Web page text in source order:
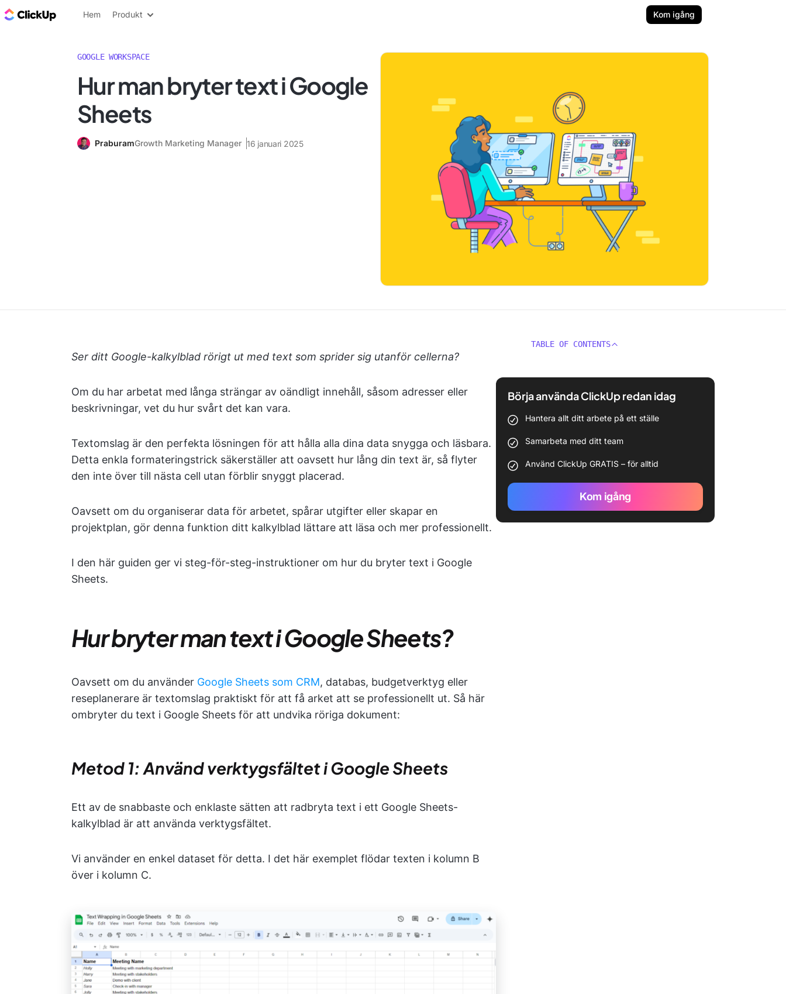
ClickUp-bloggen
Hem Produkt Kom igång
GOOGLE WORKSPACE
Hur man bryter text i Google
Sheets
PraburamGrowth Marketing Manager 16 januari 2025
Ser ditt Google-kalkylblad rörigt ut med text som sprider sig utanför cellerna?
Om du har arbetat med långa strängar av oändligt innehåll, såsom adresser eller
beskrivningar, vet du hur svårt det kan vara.
Textomslag är den perfekta lösningen för att hålla alla dina data snygga och läsbara.
Detta enkla formateringstrick säkerställer att oavsett hur lång din text är, så flyter
den inte över till nästa cell utan förblir snyggt placerad.
Oavsett om du organiserar data för arbetet, spårar utgifter eller skapar en
projektplan, gör denna funktion ditt kalkylblad lättare att läsa och mer professionellt.
I den här guiden ger vi steg-för-steg-instruktioner om hur du bryter text i Google
Sheets.
Hur bryter man text i Google Sheets?
Oavsett om du använder Google Sheets som CRM, databas, budgetverktyg eller
reseplanerare är textomslag praktiskt för att få arket att se professionellt ut. Så här
ombryter du text i Google Sheets för att undvika röriga dokument:
Metod 1: Använd verktygsfältet i Google Sheets
Ett av de snabbaste och enklaste sätten att radbryta text i ett Google Sheets-
kalkylblad är att använda verktygsfältet.
Vi använder en enkel dataset för detta. I det här exemplet flödar texten i kolumn B
över i kolumn C.
TABLE OF CONTENTS
Börja använda ClickUp redan idag
Hantera allt ditt arbete på ett ställe
Samarbeta med ditt team
Använd ClickUp GRATIS – för alltid
Kom igång